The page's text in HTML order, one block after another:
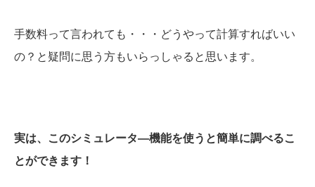
手数料って言われても・・・どうやって計算すればいい
の？と疑問に思う方もいらっしゃると思います。
実は、このシミュレータ―機能を使うと簡単に調べるこ
とができます！